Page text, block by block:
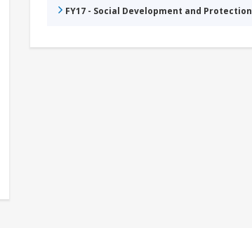
FY17 - Social Development and Protection